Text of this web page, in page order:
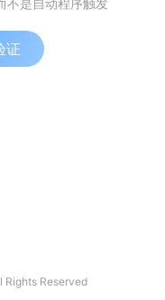
不是自动程序触发
证
Reserved